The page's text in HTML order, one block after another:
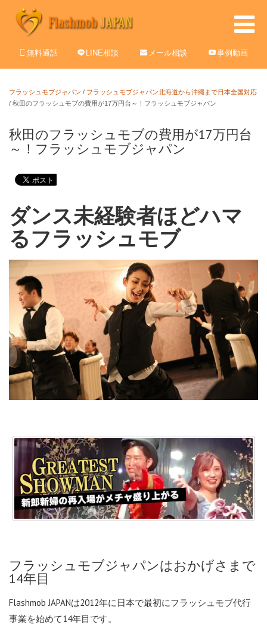
無料通話 LINE相談 メール相談 事例動画
フラッシュモブジャパン / フラッシュモブジャパン北海道から沖縄まで日本全国対応
/ 秋田のフラッシュモブの費用が17万円台～！フラッシュモブジャパン
秋田のフラッシュモブの費用が17万円台
～！フラッシュモブジャパン
ダンス未経験者ほどハマ
るフラッシュモブ
フラッシュモブジャパンはおかげさまで
14年目
Flashmob JAPANは2012年に日本で最初にフラッシュモブ代行
事業を始めて14年目です。